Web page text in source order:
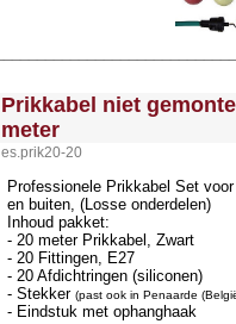
<!-- MakeFullWidth0 --><!-- MakeFullWidth1 --><!-- MakeFullWidth2 --><!-- MakeFullWidth3 --><!-- MakeFullWidth4 --><!-- MakeFullWidth5 --><!-- MakeFullWidth6 --><!-- MakeFullWidth7 --><!-- MakeFullWidth8 --><!-- MakeFullWidth9 --><!-- MakeFullWidth10 --><!-- MakeFullWidth11 --><!-- MakeFullWidth12 --><!-- MakeFullWidth13 --><!-- MakeFullWidth14 --><!-- MakeFullWidth15 --><!--
Prikkabel niet
meter
es.prik20-20
Professionele Prikkabel Set
en buiten, (Losse onderdelen)
Inhoud pakket:
- 20 meter Prikkabel, Zwart
- 20 Fittingen, E27
- 20 Afdichtringen (siliconen)
- Stekker (past ook in Penaarde
- Eindstuk met ophanghaak